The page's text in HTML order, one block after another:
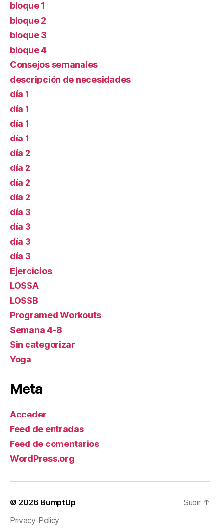
bloque 1
bloque 2
bloque 3
bloque 4
Consejos semanales
descripción de necesidades
día 1
día 1
día 1
día 1
día 2
día 2
día 2
día 2
día 3
día 3
día 3
día 3
Ejercicios
LOSSA
LOSSB
Programed Workouts
Semana 4-8
Sin categorizar
Yoga
Meta
Acceder
Feed de entradas
Feed de comentarios
WordPress.org
© 2026 BumptUp
Privacy Policy
Subir ↑